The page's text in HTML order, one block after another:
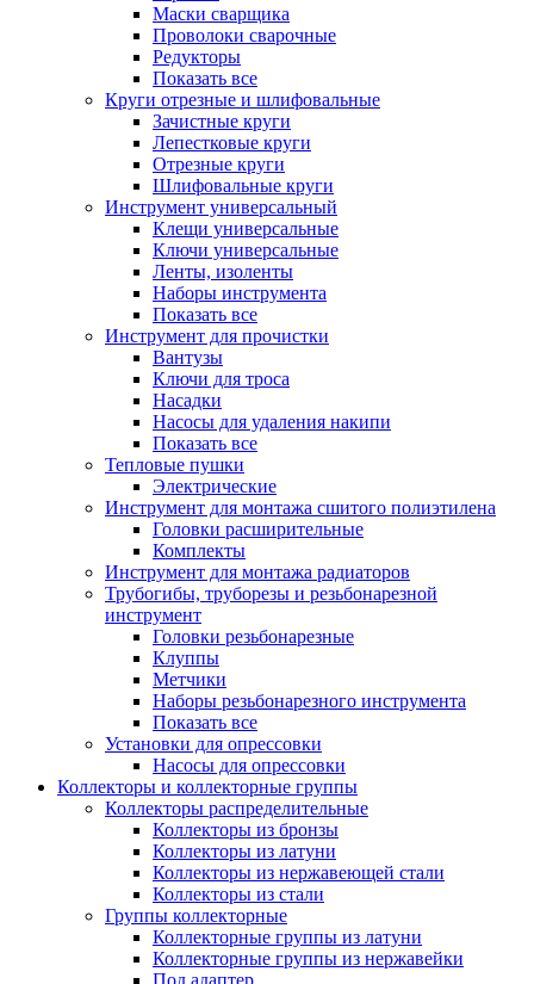
Маски сварщика
Проволоки сварочные
Редукторы
Показать все
Круги отрезные и шлифовальные
Зачистные круги
Лепестковые круги
Отрезные круги
Шлифовальные круги
Инструмент универсальный
Клещи универсальные
Ключи универсальные
Ленты, изоленты
Наборы инструмента
Показать все
Инструмент для прочистки
Вантузы
Ключи для троса
Насадки
Насосы для удаления накипи
Показать все
Тепловые пушки
Электрические
Инструмент для монтажа сшитого полиэтилена
Головки расширительные
Комплекты
Инструмент для монтажа радиаторов
Трубогибы, труборезы и резьбонарезной
инструмент
Головки резьбонарезные
Клуппы
Метчики
Наборы резьбонарезного инструмента
Показать все
Установки для опрессовки
Насосы для опрессовки
Коллекторы и коллекторные группы
Коллекторы распределительные
Коллекторы из бронзы
Коллекторы из латуни
Коллекторы из нержавеющей стали
Коллекторы из стали
Группы коллекторные
Коллекторные группы из латуни
Коллекторные группы из нержавейки
Под адаптер